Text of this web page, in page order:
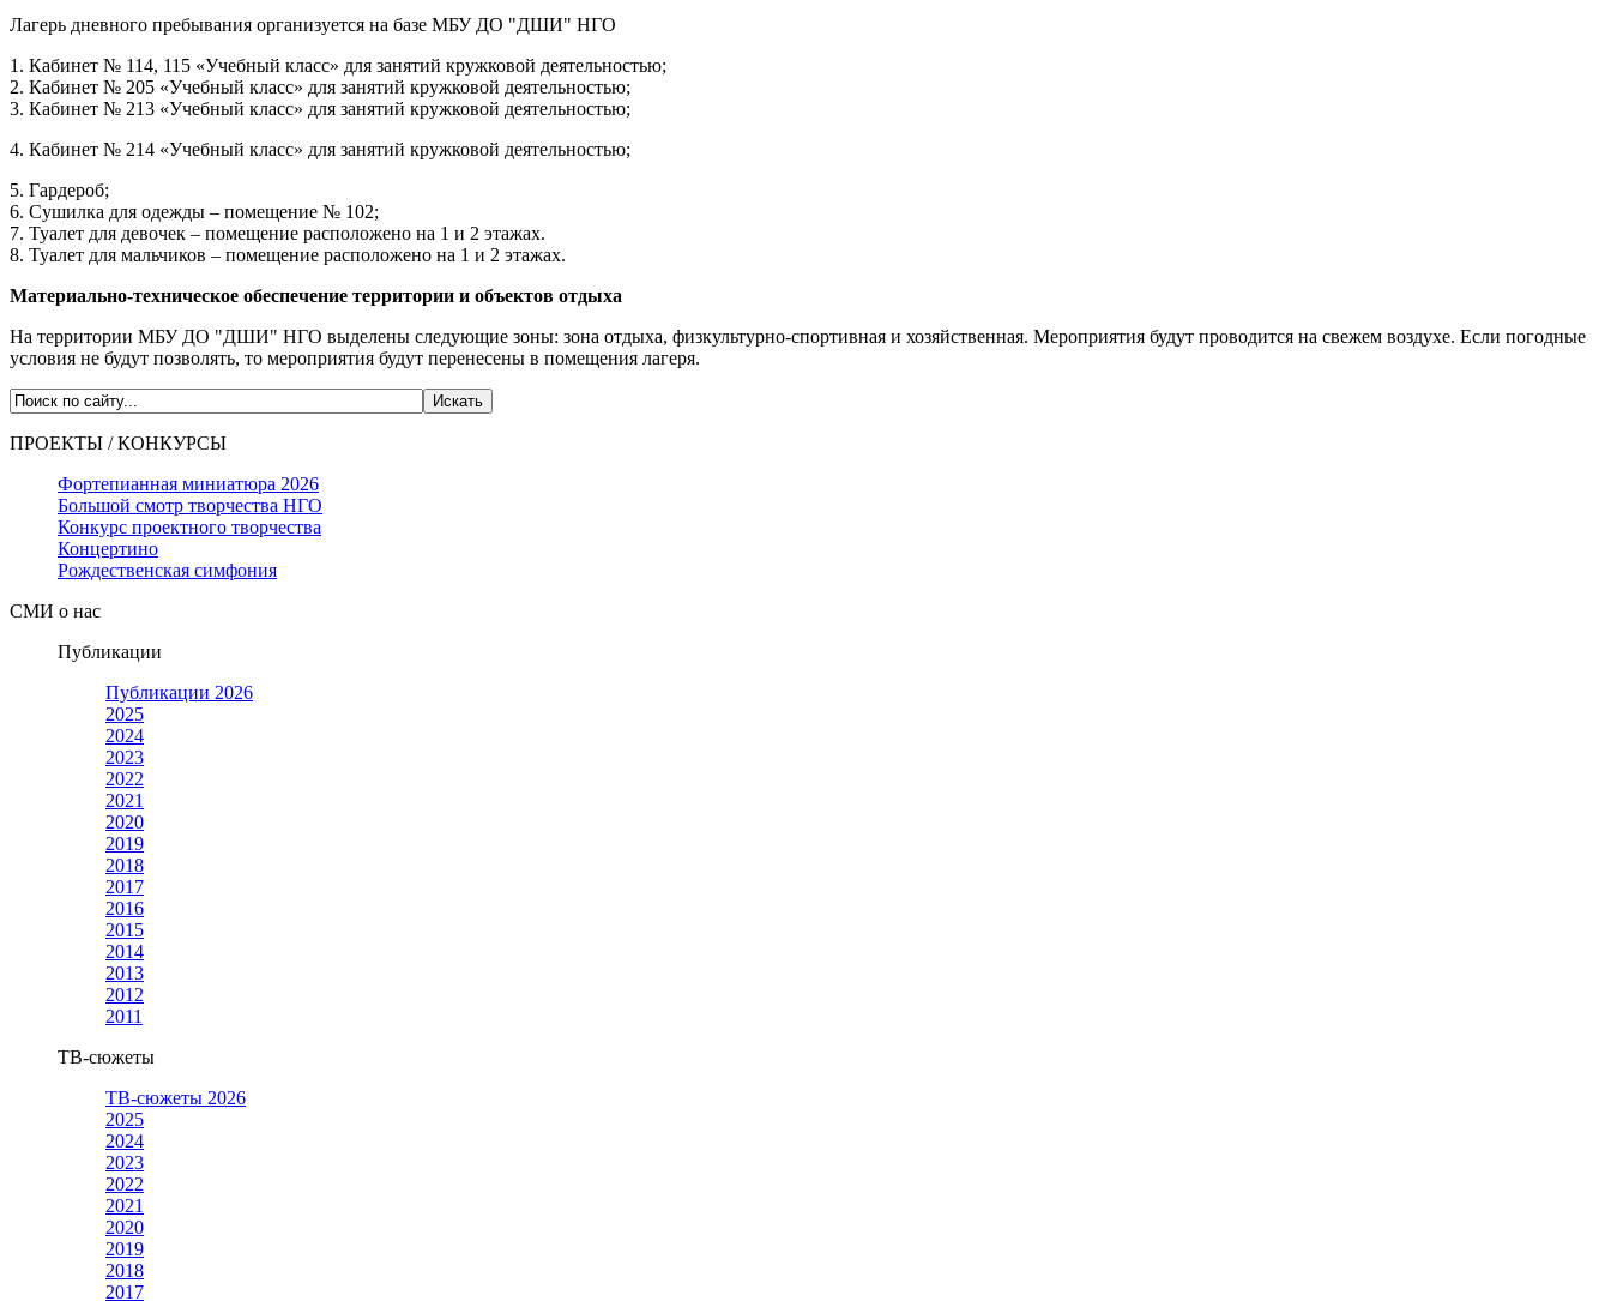
Лагерь дневного пребывания организуется на базе МБУ ДО "ДШИ" НГО
1. Кабинет № 114, 115 «Учебный класс» для занятий кружковой деятельностью;
2. Кабинет № 205 «Учебный класс» для занятий кружковой деятельностью;
3. Кабинет № 213 «Учебный класс» для занятий кружковой деятельностью;
4. Кабинет № 214 «Учебный класс» для занятий кружковой деятельностью;
5. Гардероб;
6. Сушилка для одежды – помещение № 102;
7. Туалет для девочек – помещение расположено на 1 и 2 этажах.
8. Туалет для мальчиков – помещение расположено на 1 и 2 этажах.
Материально-техническое обеспечение территории и объектов отдыха
На территории МБУ ДО "ДШИ" НГО выделены следующие зоны: зона отдыха, физкультурно-спортивная и хозяйственная. Мероприятия будут проводится на свежем воздухе. Если погодные
условия не будут позволять, то мероприятия будут перенесены в помещения лагеря.
ПРОЕКТЫ / КОНКУРСЫ
Фортепианная миниатюра 2026
Большой смотр творчества НГО
Конкурс проектного творчества
Концертино
Рождественская симфония
СМИ о нас
Публикации
Публикации 2026
2025
2024
2023
2022
2021
2020
2019
2018
2017
2016
2015
2014
2013
2012
2011
ТВ-сюжеты
ТВ-сюжеты 2026
2025
2024
2023
2022
2021
2020
2019
2018
2017